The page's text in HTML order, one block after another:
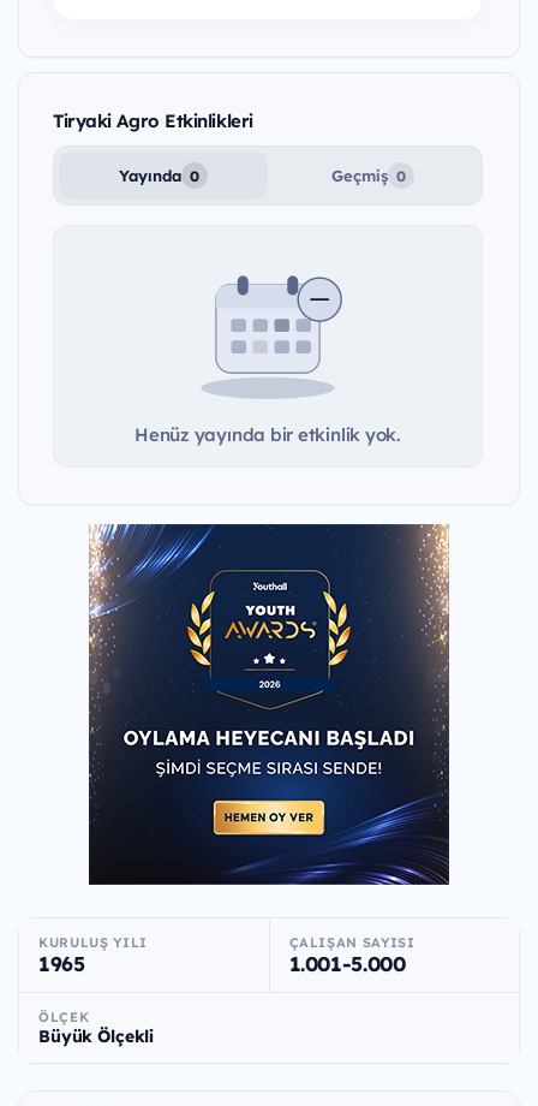
Tiryaki Agro Etkinlikleri
Yayında 0 Geçmiş 0
Henüz yayında bir etkinlik yok.
KURULUŞ YILI
1965
ÇALIŞAN SAYISI
1.001-5.000
ÖLÇEK
Büyük Ölçekli